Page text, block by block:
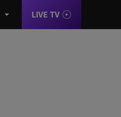
LIVE TV